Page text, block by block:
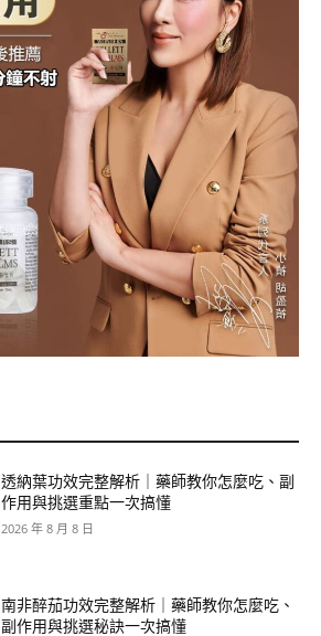
透納葉功效完整解析｜藥師教你怎麼吃、副
作用與挑選重點一次搞懂
2026 年 8 月 8 日
南非醉茄功效完整解析｜藥師教你怎麼吃、
副作用與挑選秘訣一次搞懂